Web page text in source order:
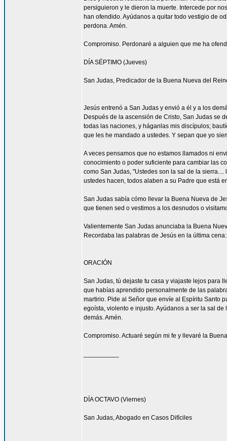
persiguieron y le dieron la muerte. Intercede por
han ofendido. Ayúdanos a quitar todo vestigio de
perdona. Amén.
Compromiso. Perdonaré a alguien que me ha
DÍA SÉPTIMO (Jueves)
San Judas, Predicador de la Buena Nueva del
Jesús entrenó a San Judas y envió a él y a los
Después de la ascensión de Cristo, San Judas se
todas las naciones, y háganlas mis discípulos;
que les he mandado a ustedes. Y sepan que yo
A veces pensamos que no estamos llamados ni
conocimiento o poder suficiente para cambiar las
como San Judas, "Ustedes son la sal de la
ustedes hacen, todos alaben a su Padre que está
San Judas sabía cómo llevar la Buena Nueva de
que tienen sed o vestimos a los desnudos o
Valientemente San Judas anunciaba la Buena
Recordaba las palabras de Jesús en la última
ORACIÓN
San Judas, tú dejaste tu casa y viajaste lejos para
que habías aprendido personalmente de las
martirio. Pide al Señor que envíe al Espíritu Santo
egoísta, violento e injusto. Ayúdanos a ser la sal
demás. Amén.
Compromiso. Actuaré según mi fe y llevaré la
DÍA OCTAVO (Viernes)
San Judas, Abogado en Casos Difíciles